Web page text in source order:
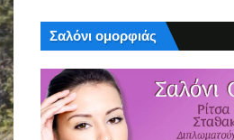
Σαλόνι ομορφιάς